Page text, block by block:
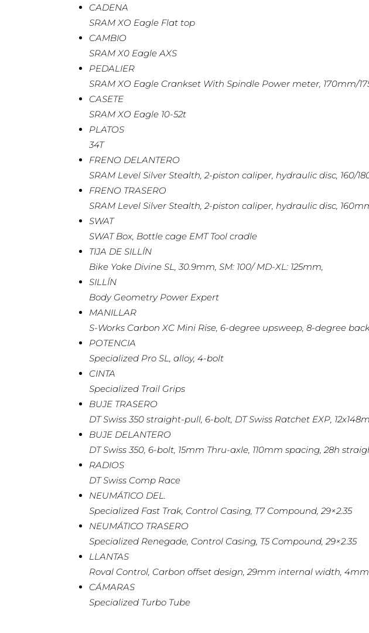
CADENA
SRAM XO Eagle Flat top
CAMBIO
SRAM X0 Eagle AXS
PEDALIER
SRAM XO Eagle Crankset With Spindle Power meter, 170mm/
CASETE
SRAM XO Eagle 10-52t
PLATOS
34T
FRENO DELANTERO
SRAM Level Silver Stealth, 2-piston caliper, hydraulic disc, 160/
FRENO TRASERO
SRAM Level Silver Stealth, 2-piston caliper, hydraulic disc,
SWAT
SWAT Box, Bottle cage EMT Tool cradle
TIJA DE SILLÍN
Bike Yoke Divine SL, 30.9mm, SM: 100/ MD-XL: 125mm,
SILLÍN
Body Geometry Power Expert
MANILLAR
S-Works Carbon XC Mini Rise, 6-degree upsweep, 8-degree
POTENCIA
Specialized Pro SL, alloy, 4-bolt
CINTA
Specialized Trail Grips
BUJE TRASERO
DT Swiss 350 straight-pull, 6-bolt, DT Swiss Ratchet EXP,
BUJE DELANTERO
DT Swiss 350, 6-bolt, 15mm Thru-axle, 110mm spacing, 28h
RADIOS
DT Swiss Comp Race
NEUMÁTICO DEL.
Specialized Fast Trak, Control Casing, T7 Compound, 29×2.35
NEUMÁTICO TRASERO
Specialized Renegade, Control Casing, T5 Compound, 29×2.35
LLANTAS
Roval Control, Carbon offset design, 29mm internal width,
CÁMARAS
Specialized Turbo Tube